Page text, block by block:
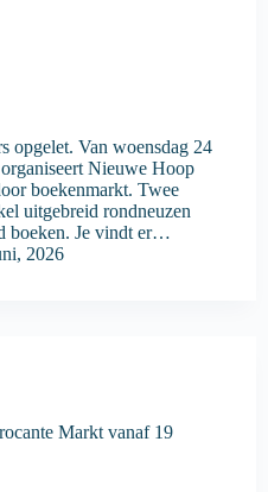
opgelet. Van woensdag 24
Nieuwe Hoop
boekenmarkt. Twee
uitgebreid rondneuzen
boeken. Je vindt er…
2026
Markt vanaf 19